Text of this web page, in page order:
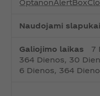
7
364 Dienos, 30
6 Dienos, 364